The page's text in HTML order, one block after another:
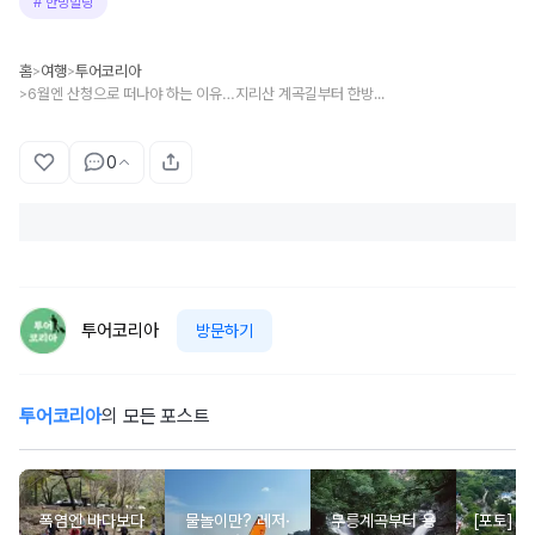
홈>여행>투어코리아
> 6월엔 산청으로 떠나야 하는 이유…지리산 계곡길부터 한방 웰니스까지
0
투어코리아 방문하기
투어코리아의 모든 포스트
폭염엔 바다보다
물놀이만? 레저·
무릉계곡부터 용
[포토] 8일, 15일